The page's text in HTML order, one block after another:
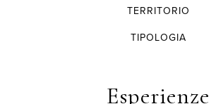
TERRITORIO
TIPOLOGIA
Esperienze